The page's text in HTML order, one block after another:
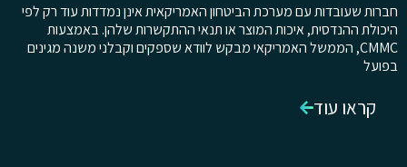
חברות שעובדות עם מערכת הביטחון האמריקאית אינן נמדדות עוד רק לפי
היכולת ההנדסית, איכות המוצר או תנאי ההתקשרות שלהן. באמצעות
CMMC, הממשל האמריקאי מבקש לוודא שספקים וקבלני משנה מגינים
בפועל
קראו עוד